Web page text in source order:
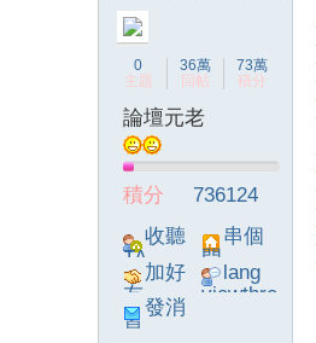
0
主題
36萬
回帖
73萬
積分
論壇元老
積分
736124
收聽
TA
串個
門
加好
友
lang
viewthre
發消
息